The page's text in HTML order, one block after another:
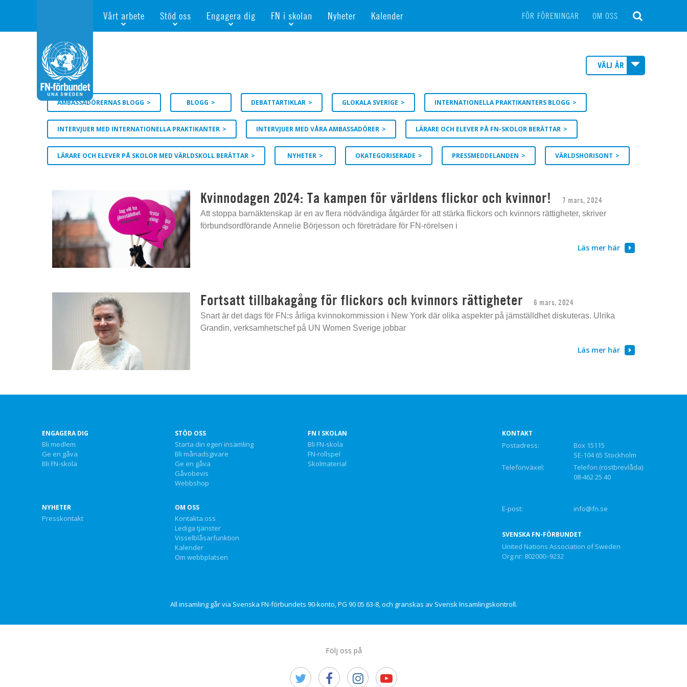
Vårt arbete
Vi samarbetar internationellt
Agenda 2030
Stöd oss
Gåvobevis
Minnesgåva
Testamentera
Webbshop
Engagera dig
Bli aktiv i en FN-förening
Bli FN-skola
För dig som är ung
Världskoll i skolan
FN i skolan
Portalen för världskoll i skolan
Öppet skolmaterial
Globalis
Nyheter Kalender FÖR FÖRENINGAR OM OSS
VÄLJ ÅR
AMBASSADÖRERNAS BLOGG BLOGG DEBATTARTIKLAR GLOKALA SVERIGE INTERNATIONELLA PRAKTIKANTERS BLOGG
INTERVJUER MED INTERNATIONELLA PRAKTIKANTER INTERVJUER MED VÅRA AMBASSADÖRER LÄRARE OCH ELEVER PÅ FN-SKOLOR BERÄTTAR
LÄRARE OCH ELEVER PÅ SKOLOR MED VÄRLDSKOLL BERÄTTAR NYHETER OKATEGORISERADE PRESSMEDDELANDEN VÄRLDSHORISONT
Kvinnodagen 2024: Ta kampen för världens flickor och kvinnor! 7 mars, 2024
Att stoppa barnäktenskap är en av flera nödvändiga åtgärder för att stärka flickors och kvinnors rättigheter, skriver
förbundsordförande Annelie Börjesson och företrädare för FN-rörelsen i
Läs mer här
Fortsatt tillbakagång för flickors och kvinnors rättigheter 6 mars, 2024
Snart är det dags för FN:s årliga kvinnokommission i New York där olika aspekter på jämställdhet diskuteras. Ulrika
Grandin, verksamhetschef på UN Women Sverige jobbar
Läs mer här
ENGAGERA DIG
Bli medlem
Ge en gåva
Bli FN-skola
STÖD OSS
Starta din egen insamling
Bli månadsgivare
Ge en gåva
Gåvobevis
Webbshop
FN I SKOLAN
Bli FN-skola
FN-rollspel
Skolmaterial
NYHETER
Presskontakt
OM OSS
Kontakta oss
Lediga tjänster
Visselblåsarfunktion
Kalender
Om webbplatsen
KONTAKT
Postadress:
Box 15115
SE-104 65 Stockholm
Telefonväxel:
Telefon (röstbrevlåda)
08-462 25 40
E-post: info@fn.se
SVENSKA FN-FÖRBUNDET
United Nations Association of Sweden
Org.nr: 802000–9232
All insamling går via Svenska FN-förbundets 90-konto, PG 90 05 63-8, och granskas av Svensk Insamlingskontroll.
Följ oss på